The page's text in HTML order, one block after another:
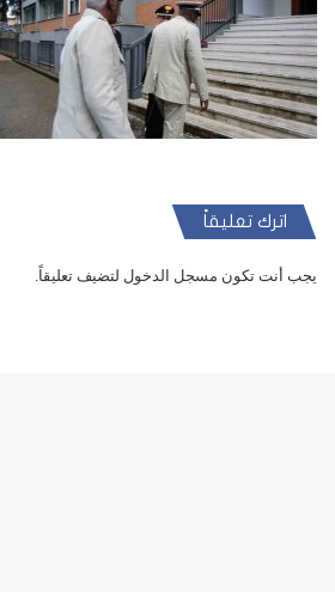
اترك تعليقاً
يجب أنت تكون مسجل الدخول لتضيف تعليقاً.